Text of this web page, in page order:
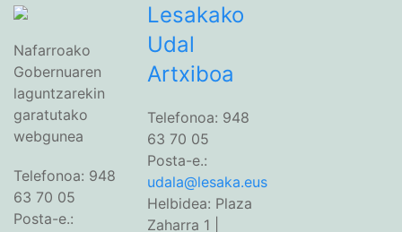
Nafarroako
Gobernuaren
laguntzarekin
garatutako
webgunea
Telefonoa: 948
63 70 05
Posta-e.:
Lesakako
Udal
Artxiboa
Telefonoa: 948
63 70 05
Posta-e.:
udala@lesaka.eus
Helbidea: Plaza
Zaharra 1 |